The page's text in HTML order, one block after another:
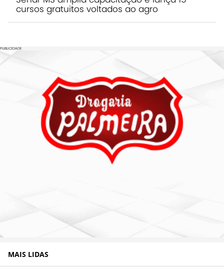
cursos gratuitos voltados ao agro
PUBLICIDADE
MAIS LIDAS